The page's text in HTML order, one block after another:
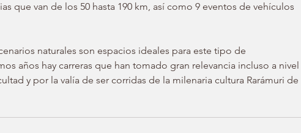
que van de los 50 hasta 190 km, así como 9 eventos de vehículos
naturales son espacios ideales para este tipo de
años hay carreras que han tomado gran relevancia incluso a nivel
y por la valía de ser corridas de la milenaria cultura Rarámuri de